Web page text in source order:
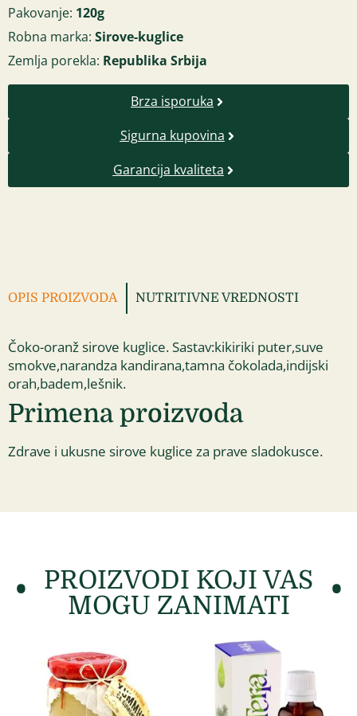
Pakovanje: 120g
Robna marka: Sirove-kuglice
Zemlja porekla: Republika Srbija
Brza isporuka
Sigurna kupovina
Garancija kvaliteta
OPIS PROIZVODA NUTRITIVNE VREDNOSTI
Čoko-oranž sirove kuglice. Sastav:kikiriki puter,suve
smokve,narandza kandirana,tamna čokolada,indijski
orah,badem,lešnik.
Primena proizvoda
Zdrave i ukusne sirove kuglice za prave sladokusce.
PROIZVODI KOJI VAS
MOGU ZANIMATI